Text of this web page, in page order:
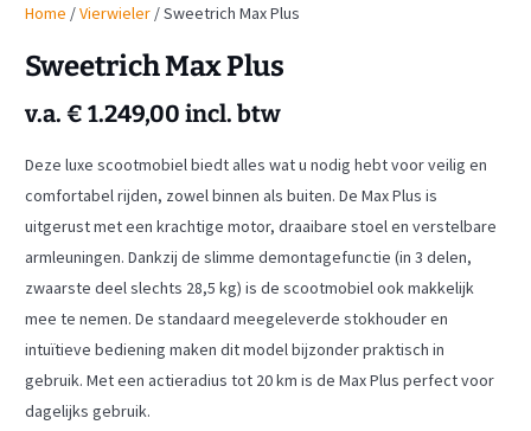
Home /Vierwieler / Sweetrich Max Plus
Sweetrich Max Plus
v.a.€ 1.249,00 incl. btw
Deze luxe scootmobiel biedt alles wat u nodig hebt voor veilig en
comfortabel rijden, zowel binnen als buiten. De Max Plus is
uitgerust met een krachtige motor, draaibare stoel en verstelbare
armleuningen. Dankzij de slimme demontagefunctie (in 3 delen,
zwaarste deel slechts 28,5 kg) is de scootmobiel ook makkelijk
mee te nemen. De standaard meegeleverde stokhouder en
intuïtieve bediening maken dit model bijzonder praktisch in
gebruik. Met een actieradius tot 20 km is de Max Plus perfect voor
dagelijks gebruik.